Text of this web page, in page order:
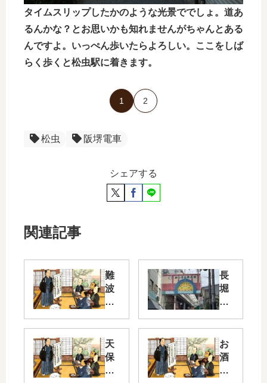
タイムスリップしたかのような光景ででしょ。道あ
るんかな？とお思いかも知れませんがちゃんとある
んですよ。いっぺん歩いたらよろしい。ここをしば
らく歩くと松虫駅に着きます。
1 2
松虫 阪堺電車
シェアする
関連記事
難
波
周
レ
ポ
ー
長
堀
通
第
15
弾
天
保
山
お
酒
な